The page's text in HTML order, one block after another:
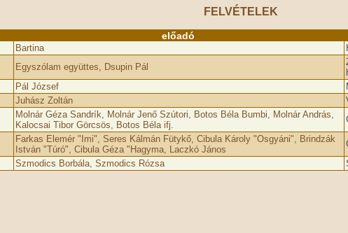
FELVÉTELEK
előadó
Bartina
Egyszólam együttes, Dsupin Pál
Pál József
Juhász Zoltán
Molnár Géza Sandrík, Molnár Jenő Szútori, Botos Béla Bumbi, Molnár András,
Kalocsai Tibor Görcsös, Botos Béla ifj.
Farkas Elemér "Imi", Seres Kálmán Fütykő, Cibula Károly "Osgyáni", Brindzák
István "Túró", Cibula Géza "Hagyma, Laczkó János
Szmodics Borbála, Szmodics Rózsa